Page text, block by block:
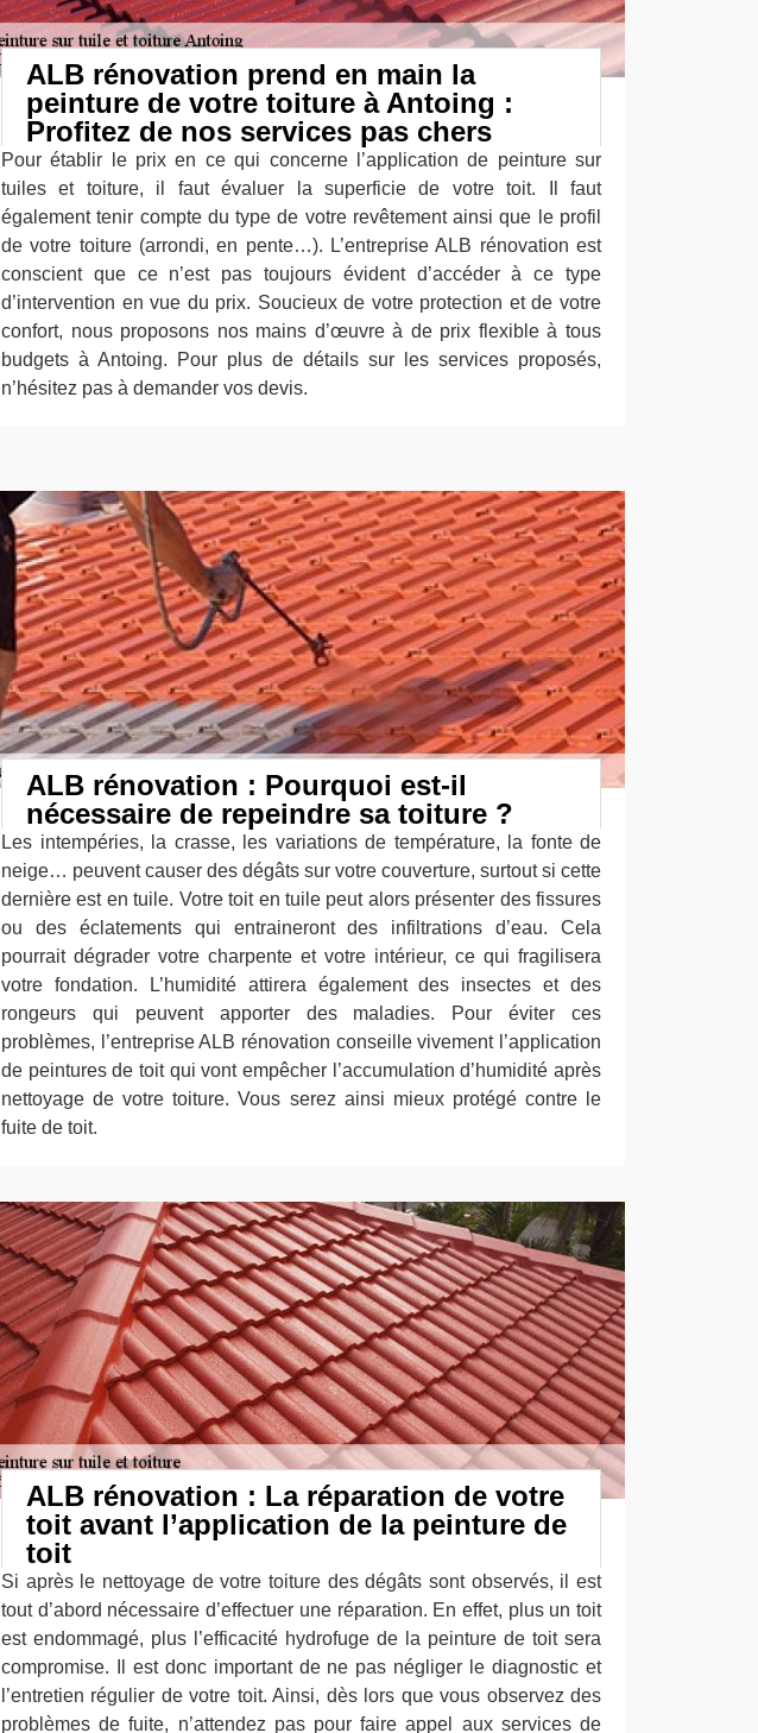
ALB rénovation prend en main la
peinture de votre toiture à Antoing :
Profitez de nos services pas chers
Pour établir le prix en ce qui concerne l’application de peinture sur
tuiles et toiture, il faut évaluer la superficie de votre toit. Il faut
également tenir compte du type de votre revêtement ainsi que le profil
de votre toiture (arrondi, en pente…). L’entreprise ALB rénovation est
conscient que ce n’est pas toujours évident d’accéder à ce type
d’intervention en vue du prix. Soucieux de votre protection et de votre
confort, nous proposons nos mains d’œuvre à de prix flexible à tous
budgets à Antoing. Pour plus de détails sur les services proposés,
n’hésitez pas à demander vos devis.
ALB rénovation : Pourquoi est-il
nécessaire de repeindre sa toiture ?
Les intempéries, la crasse, les variations de température, la fonte de
neige… peuvent causer des dégâts sur votre couverture, surtout si cette
dernière est en tuile. Votre toit en tuile peut alors présenter des fissures
ou des éclatements qui entraineront des infiltrations d’eau. Cela
pourrait dégrader votre charpente et votre intérieur, ce qui fragilisera
votre fondation. L’humidité attirera également des insectes et des
rongeurs qui peuvent apporter des maladies. Pour éviter ces
problèmes, l’entreprise ALB rénovation conseille vivement l’application
de peintures de toit qui vont empêcher l’accumulation d’humidité après
nettoyage de votre toiture. Vous serez ainsi mieux protégé contre le
fuite de toit.
ALB rénovation : La réparation de votre
toit avant l’application de la peinture de
toit
Si après le nettoyage de votre toiture des dégâts sont observés, il est
tout d’abord nécessaire d’effectuer une réparation. En effet, plus un toit
est endommagé, plus l’efficacité hydrofuge de la peinture de toit sera
compromise. Il est donc important de ne pas négliger le diagnostic et
l’entretien régulier de votre toit. Ainsi, dès lors que vous observez des
problèmes de fuite, n’attendez pas pour faire appel aux services de